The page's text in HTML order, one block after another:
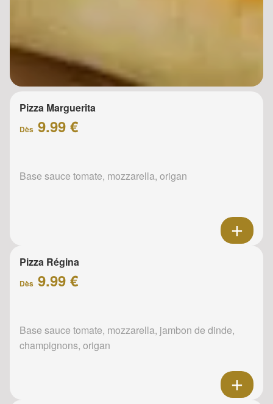
Pizza Marguerita
Dès 9.99 €
Base sauce tomate, mozzarella, origan
Pizza Régina
Dès 9.99 €
Base sauce tomate, mozzarella, jambon de dinde,
champignons, origan